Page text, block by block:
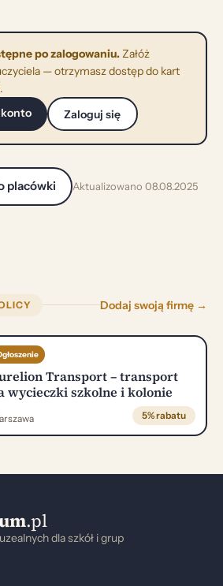
po zalogowaniu.Załóż
— otrzymasz dostęp do kart
konto
Zaloguj się
placówki Aktualizowano 08.08.2025
Dodaj swoją firmę →
Transport – transport
wycieczki szkolne i kolonie
5% rabatu
.pl
dla szkół i grup